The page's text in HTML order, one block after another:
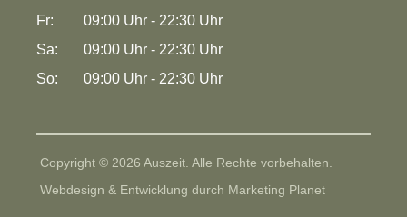
Fr:
09:00 Uhr - 22:30 Uhr
Sa:
09:00 Uhr - 22:30 Uhr
So:
09:00 Uhr - 22:30 Uhr
Copyright © 2026 Auszeit. Alle Rechte vorbehalten.
Webdesign & Entwicklung durch Marketing Planet